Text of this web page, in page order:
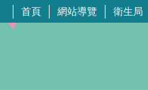
首頁 網站導覽 衛生局